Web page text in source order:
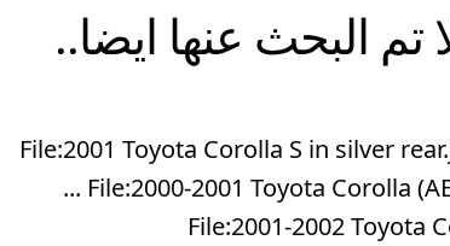
تم البحث عنها ايضا..
File:2001 Toyota Corolla S in silver
File:2000-2001 Toyota Corolla
File:2001-2002 Toyota